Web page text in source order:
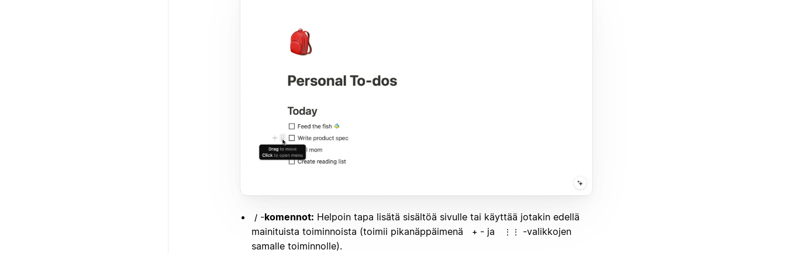
/ -komennot: Helpoin tapa lisätä sisältöä sivulle tai käyttää jotakin edellä
mainituista toiminnoista (toimii pikanäppäimenä
+ - ja ⋮⋮
-valikkojen
samalle toiminnolle).